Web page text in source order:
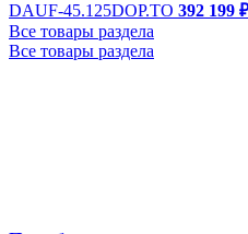
DAUF-45.125DOP.TO 392 199 ₽
Все товары раздела
Все товары раздела